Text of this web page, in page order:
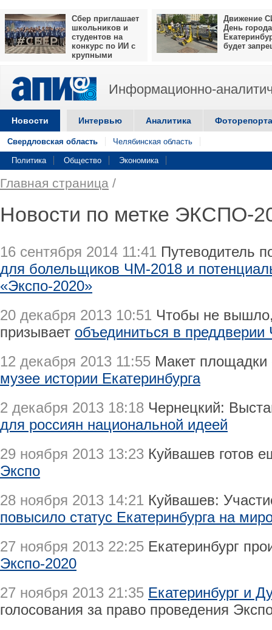
Сбер приглашает
школьников и
студентов на
конкурс по ИИ с
крупными
Движение
День города
будет
Информационно-
Новости Интервью Аналитика
Свердловская область Челябинская область
Политика Общество Экономика
Главная страница /
Новости по метке ЭКСПО-
16 сентября 2014 11:41 Путеводитель
для болельщиков ЧМ-2018 и
«Экспо-2020»
20 декабря 2013 10:51 Чтобы не
призывает объединиться в
12 декабря 2013 11:55 Макет площадки
музее истории Екатеринбурга
2 декабря 2013 18:18 Чернецкий:
для россиян национальной идеей
29 ноября 2013 13:23 Куйвашев готов
Экспо
28 ноября 2013 14:21 Куйвашев:
повысило статус Екатеринбурга на
27 ноября 2013 22:25 Екатеринбург
Экспо-2020
27 ноября 2013 21:35 Екатеринбург и
голосования за право проведения